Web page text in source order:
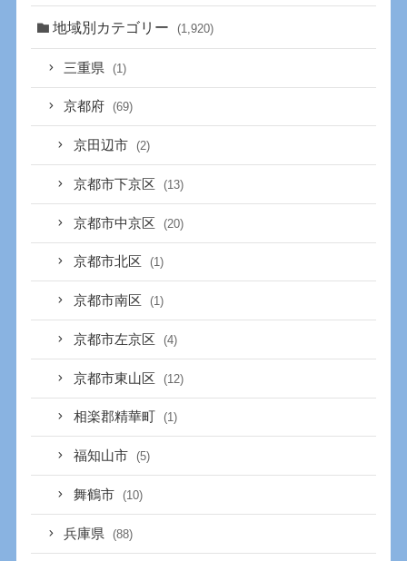
地域別カテゴリー (1,920)
三重県 (1)
京都府 (69)
京田辺市 (2)
京都市下京区 (13)
京都市中京区 (20)
京都市北区 (1)
京都市南区 (1)
京都市左京区 (4)
京都市東山区 (12)
相楽郡精華町 (1)
福知山市 (5)
舞鶴市 (10)
兵庫県 (88)